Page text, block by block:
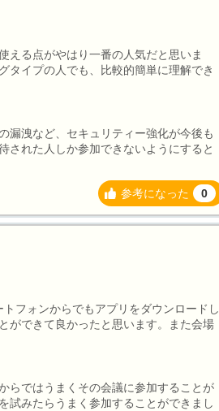
える点がやはり一番の人気だと思いま
タイプの人でも、比較的簡単に理解でき
漏洩など、セキュリティー強化が今後も
された人しか参加できないようにすると
参考になった 0
フォンからでもアプリをダウンロードし
ができて良かったと思います。また会場
らではうまくその会議に参加することが
試みたらうまく参加することができまし